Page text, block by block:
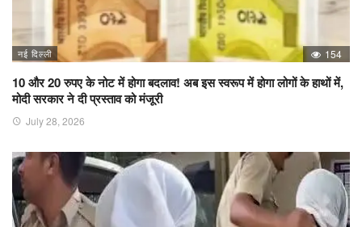
नई दिल्ली 154
10 और 20 रुपए के नोट में होगा बदलाव! अब इस स्वरूप में होगा लोगों के हाथों में,
मोदी सरकार ने दी प्रस्ताव को मंजूरी
July 28, 2026